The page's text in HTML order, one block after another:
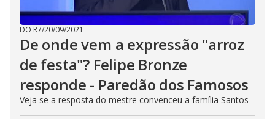
DO R7/20/09/2021
De onde vem a expressão "arroz
de festa"? Felipe Bronze
responde - Paredão dos Famosos
Veja se a resposta do mestre convenceu a família Santos